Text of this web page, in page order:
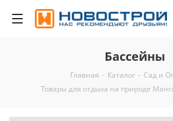
Бассейны
Главная - Каталог - Сад и
Товары для отдыха на природе